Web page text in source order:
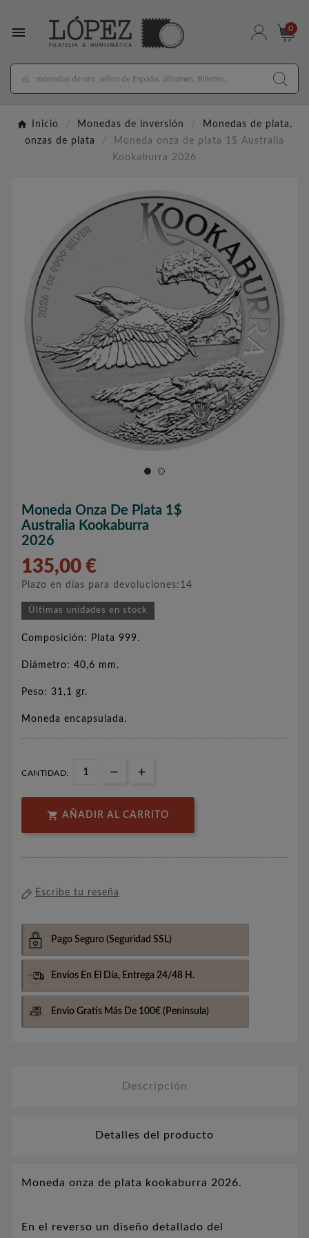
 0
Inicio Monedas de inversión
Monedas de plata,
onzas de plata
Moneda onza de plata 1$ Australia
Kookaburra 2026
Moneda Onza De Plata 1$
Australia Kookaburra
2026
135,00 €
Plazo en días para devoluciones:14
Últimas unidades en stock
Composición: Plata 999.
Diámetro: 40,6 mm.
Peso: 31,1 gr.
Moneda encapsulada.
CANTIDAD:
 AÑADIR AL CARRITO
Escribe tu reseña
Pago Seguro (Seguridad SSL)
Envíos En El Día, Entrega 24/48 H.
Envio Gratis Más De 100€ (Península)
Descripción
Detalles del producto
Moneda onza de plata kookaburra 2026.
En el reverso un diseño detallado del